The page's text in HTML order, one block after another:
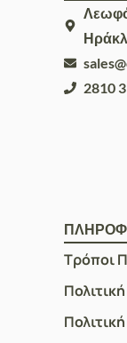
2810
Τρόποι